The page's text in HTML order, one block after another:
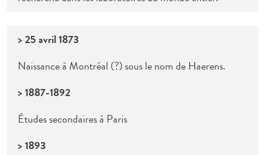
> 25 avril 1873
Naissance à Montréal (?) sous le nom de Haerens.
> 1887-1892
Études secondaires à Paris
> 1893